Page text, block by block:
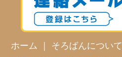
ホーム そろばんについて